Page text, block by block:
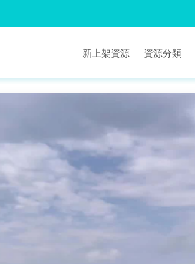
新上架資源 資源分類